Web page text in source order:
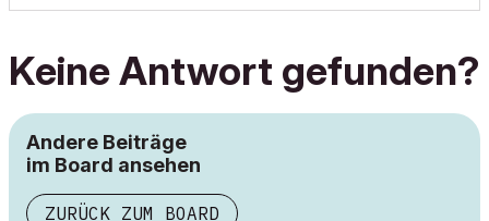
Keine Antwort gefunden?
Andere Beiträge
im Board ansehen
ZURÜCK ZUM BOARD